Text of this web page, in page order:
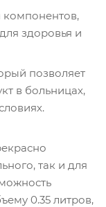
компонентов,
здоровья и
позволяет
в больницах,
так и для
0.35 литров,